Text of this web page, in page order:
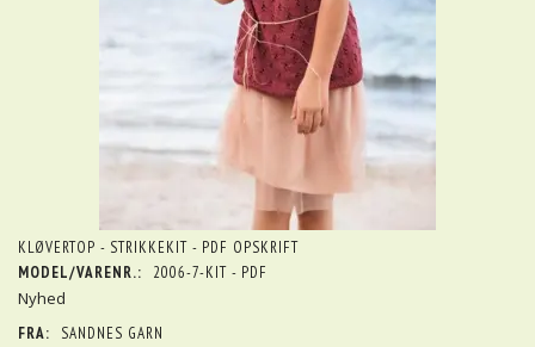
KLØVERTOP - STRIKKEKIT - PDF OPSKRIFT
MODEL/VARENR.:
2006-7-KIT - PDF
Nyhed
FRA:
SANDNES GARN